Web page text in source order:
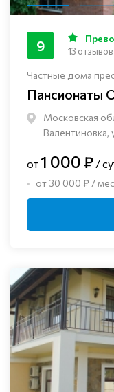
Частные дома
Пансионаты
Московская
9 13 отзывов
от1 000 ₽ /
от 30 000 ₽ /